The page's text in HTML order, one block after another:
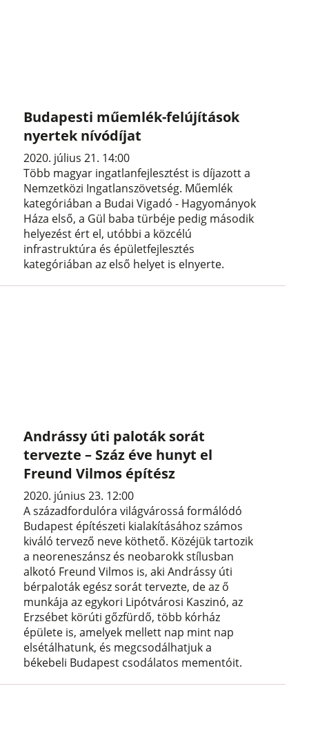
Budapesti műemlék-felújítások
nyertek nívódíjat
2020. július 21. 14:00
Több magyar ingatlanfejlesztést is díjazott a
Nemzetközi Ingatlanszövetség. Műemlék
kategóriában a Budai Vigadó - Hagyományok
Háza első, a Gül baba türbéje pedig második
helyezést ért el, utóbbi a közcélú
infrastruktúra és épületfejlesztés
kategóriában az első helyet is elnyerte.
Andrássy úti paloták sorát
tervezte – Száz éve hunyt el
Freund Vilmos építész
2020. június 23. 12:00
A századfordulóra világvárossá formálódó
Budapest építészeti kialakításához számos
kiváló tervező neve köthető. Közéjük tartozik
a neoreneszánsz és neobarokk stílusban
alkotó Freund Vilmos is, aki Andrássy úti
bérpaloták egész sorát tervezte, de az ő
munkája az egykori Lipótvárosi Kaszinó, az
Erzsébet körúti gőzfürdő, több kórház
épülete is, amelyek mellett nap mint nap
elsétálhatunk, és megcsodálhatjuk a
békebeli Budapest csodálatos mementóit.